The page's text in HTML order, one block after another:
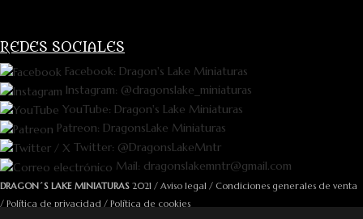
REDES SOCIALES
Facebook: Dragon's Lake Miniaturas
Instagram: @dragonslake_miniaturas
YouTube: Dragon's Lake Miniaturas
Patreon: DragonsLake Miniaturas
Twitter: @DragonsLakeMntr
Mail: dragonslakemntr@gmail.com
DRAGON´S LAKE MINIATURAS 2021 / Aviso legal / Condiciones generales de venta
/ Política de privacidad / Política de cookies